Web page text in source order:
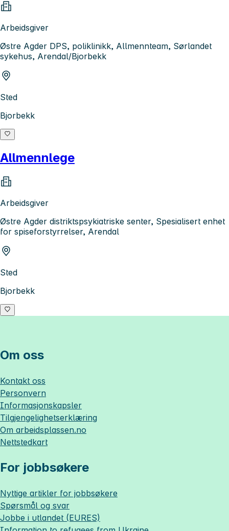
Arbeidsgiver
Østre Agder DPS, poliklinikk, Allmennteam, Sørlandet
sykehus, Arendal/Bjorbekk
Sted
Bjorbekk
Allmennlege
Arbeidsgiver
Østre Agder distriktspsykiatriske senter, Spesialisert enhet
for spiseforstyrrelser, Arendal
Sted
Bjorbekk
Om oss
Kontakt oss
Personvern
Informasjonskapsler
Tilgjengelighetserklæring
Om arbeidsplassen.no
Nettstedkart
For jobbsøkere
Nyttige artikler for jobbsøkere
Spørsmål og svar
Jobbe i utlandet (EURES)